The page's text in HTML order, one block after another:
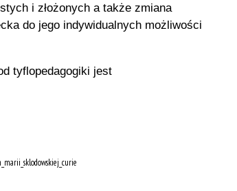
i złożonych a także zmiana
do jego indywidualnych możliwości
tyflopedagogiki jest